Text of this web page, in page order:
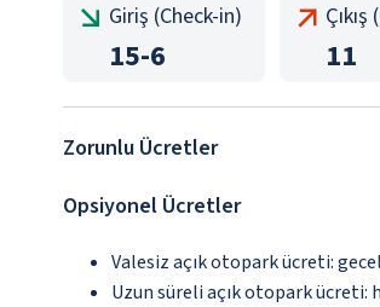
Giriş (Check-in)
15-6 11
Zorunlu Ücretler
Opsiyonel Ücretler
Valesiz açık otopark ücreti:
Uzun süreli açık otopark ücreti: